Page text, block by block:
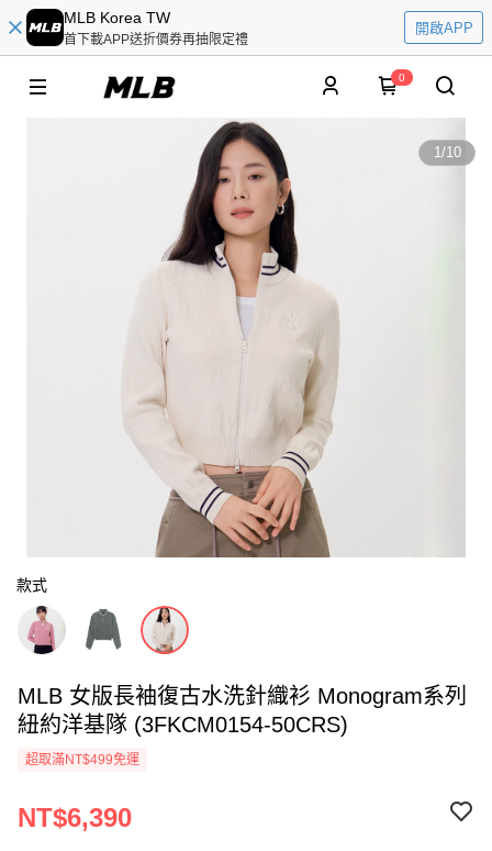
MLB Korea TW
首下載APP送折價券再抽限定禮
開啟APP
0
1/10
款式
MLB 女版長袖復古水洗針織衫 Monogram系列
紐約洋基隊 (3FKCM0154-50CRS)
超取滿NT$499免運
NT$6,390